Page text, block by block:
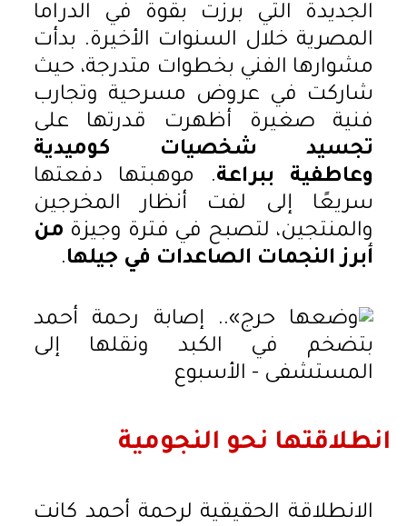
الجديدة التي برزت بقوة في الدراما
المصرية خلال السنوات الأخيرة. بدأت
مشوارها الفني بخطوات متدرجة، حيث
شاركت في عروض مسرحية وتجارب
فنية صغيرة أظهرت قدرتها على
تجسيد شخصيات كوميدية
وعاطفية ببراعة. موهبتها دفعتها
سريعًا إلى لفت أنظار المخرجين
والمنتجين، لتصبح في فترة وجيزة من
أبرز النجمات الصاعدات في جيلها.
انطلاقتها نحو النجومية
الانطلاقة الحقيقية لرحمة أحمد كانت